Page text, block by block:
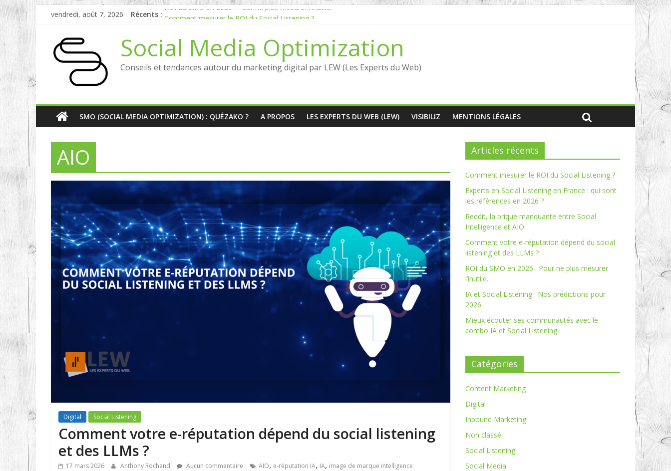
vendredi, août 7, 2026 Récents : ROI du SMO en 2026 : Pour ne plus mesurer l’inutile.
Experts en Social Listening en France : qui sont les références en 2026 ?
Reddit, la brique manquante entre Social Intelligence et AIO
Comment votre e-réputation dépend du social listening et des LLMs ?
Social Media Optimization
Conseils et tendances autour du marketing digital par LEW (Les Experts du Web)
SMO (SOCIAL MEDIA OPTIMIZATION) : QUÉZAKO ? A PROPOS LES EXPERTS DU WEB (LEW) VISIBILIZ MENTIONS LÉGALES
AIO
Digital Social Listening
Comment votre e-réputation dépend du social listening
et des LLMs ?
17 mars 2026 Anthony Rochand Aucun commentaire AIO, e-réputation IA, IA, image de marque intelligence
Articles récents
Comment mesurer le ROI du Social Listening ?
Experts en Social Listening en France : qui sont
les références en 2026 ?
Reddit, la brique manquante entre Social
Intelligence et AIO
Comment votre e-réputation dépend du social
listening et des LLMs ?
ROI du SMO en 2026 : Pour ne plus mesurer
l’inutile.
IA et Social Listening : Nos prédictions pour
2026
Mieux écouter ses communautés avec le
combo IA et Social Listening
Catégories
Content Marketing
Digital
Inbound Marketing
Non classé
Social Listening
Social Media